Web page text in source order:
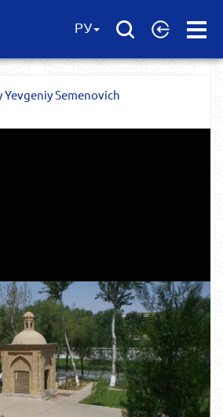
Open
РУ
Yevgeniy Semenovich